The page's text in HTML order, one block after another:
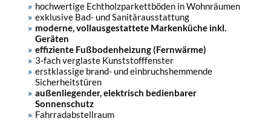
hochwertige Echtholzparkettböden in Wohnräumen
exklusive Bad- und Sanitärausstattung
moderne, vollausgestattete Markenküche inkl.
Geräten
effiziente Fußbodenheizung (Fernwärme)
3-fach verglaste Kunststofffenster
erstklassige brand- und einbruchshemmende
Sicherheitstüren
außenliegender, elektrisch bedienbarer
Sonnenschutz
Fahrradabstellraum